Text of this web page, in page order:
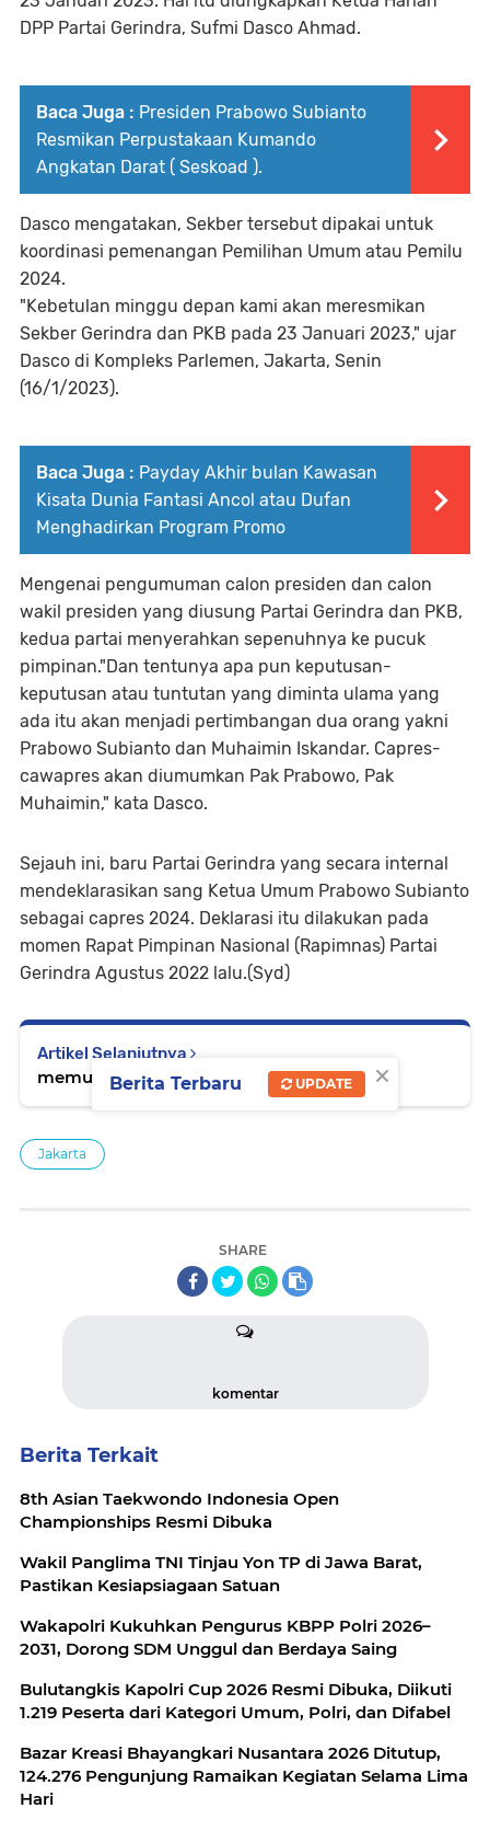
DPP Partai Gerindra, Sufmi Dasco Ahmad.
Baca Juga : Presiden Prabowo Subianto
Resmikan Perpustakaan Kumando
Angkatan Darat ( Seskoad ).
Dasco mengatakan, Sekber tersebut dipakai untuk
koordinasi pemenangan Pemilihan Umum atau Pemilu
2024.
"Kebetulan minggu depan kami akan meresmikan
Sekber Gerindra dan PKB pada 23 Januari 2023," ujar
Dasco di Kompleks Parlemen, Jakarta, Senin
(16/1/2023).
Baca Juga : Payday Akhir bulan Kawasan
Kisata Dunia Fantasi Ancol atau Dufan
Menghadirkan Program Promo
Mengenai pengumuman calon presiden dan calon
wakil presiden yang diusung Partai Gerindra dan PKB,
kedua partai menyerahkan sepenuhnya ke pucuk
pimpinan."Dan tentunya apa pun keputusan-
keputusan atau tuntutan yang diminta ulama yang
ada itu akan menjadi pertimbangan dua orang yakni
Prabowo Subianto dan Muhaimin Iskandar. Capres-
cawapres akan diumumkan Pak Prabowo, Pak
Muhaimin," kata Dasco.
Sejauh ini, baru Partai Gerindra yang secara internal
mendeklarasikan sang Ketua Umum Prabowo Subianto
sebagai capres 2024. Deklarasi itu dilakukan pada
momen Rapat Pimpinan Nasional (Rapimnas) Partai
Gerindra Agustus 2022 lalu.(Syd)
Artikel Selanjutnya
memuat...
Jakarta
SHARE
komentar
Berita Terkait
8th Asian Taekwondo Indonesia Open
Championships Resmi Dibuka
Wakil Panglima TNI Tinjau Yon TP di Jawa Barat,
Pastikan Kesiapsiagaan Satuan
Wakapolri Kukuhkan Pengurus KBPP Polri 2026–
2031, Dorong SDM Unggul dan Berdaya Saing
Bulutangkis Kapolri Cup 2026 Resmi Dibuka, Diikuti
1.219 Peserta dari Kategori Umum, Polri, dan Difabel
Bazar Kreasi Bhayangkari Nusantara 2026 Ditutup,
124.276 Pengunjung Ramaikan Kegiatan Selama Lima
Hari
×
Berita Terbaru UPDATE